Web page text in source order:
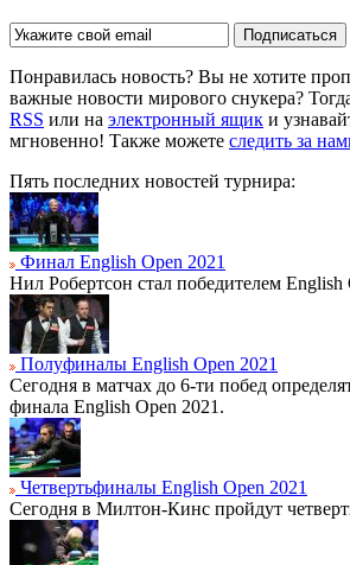
Подписаться
Понравилась новость? Вы не хотите
важные новости мирового снукера?
RSS или на электронный ящик и
мгновенно! Также можете следить за
Пять последних новостей турнира:
Финал English Open 2021
Нил Робертсон стал победителем English
Полуфиналы English Open 2021
Сегодня в матчах до 6-ти побед
финала English Open 2021.
Четвертьфиналы English Open 2021
Сегодня в Милтон-Кинс пройдут